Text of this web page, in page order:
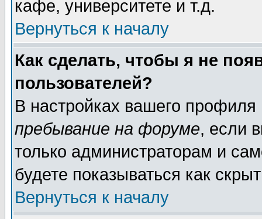
кафе, университете и т.д.
Вернуться к началу
Как сделать, чтобы я не
пользователей?
В настройках вашего
пребывание на форуме, если
только администраторам и
будете показываться как
Вернуться к началу